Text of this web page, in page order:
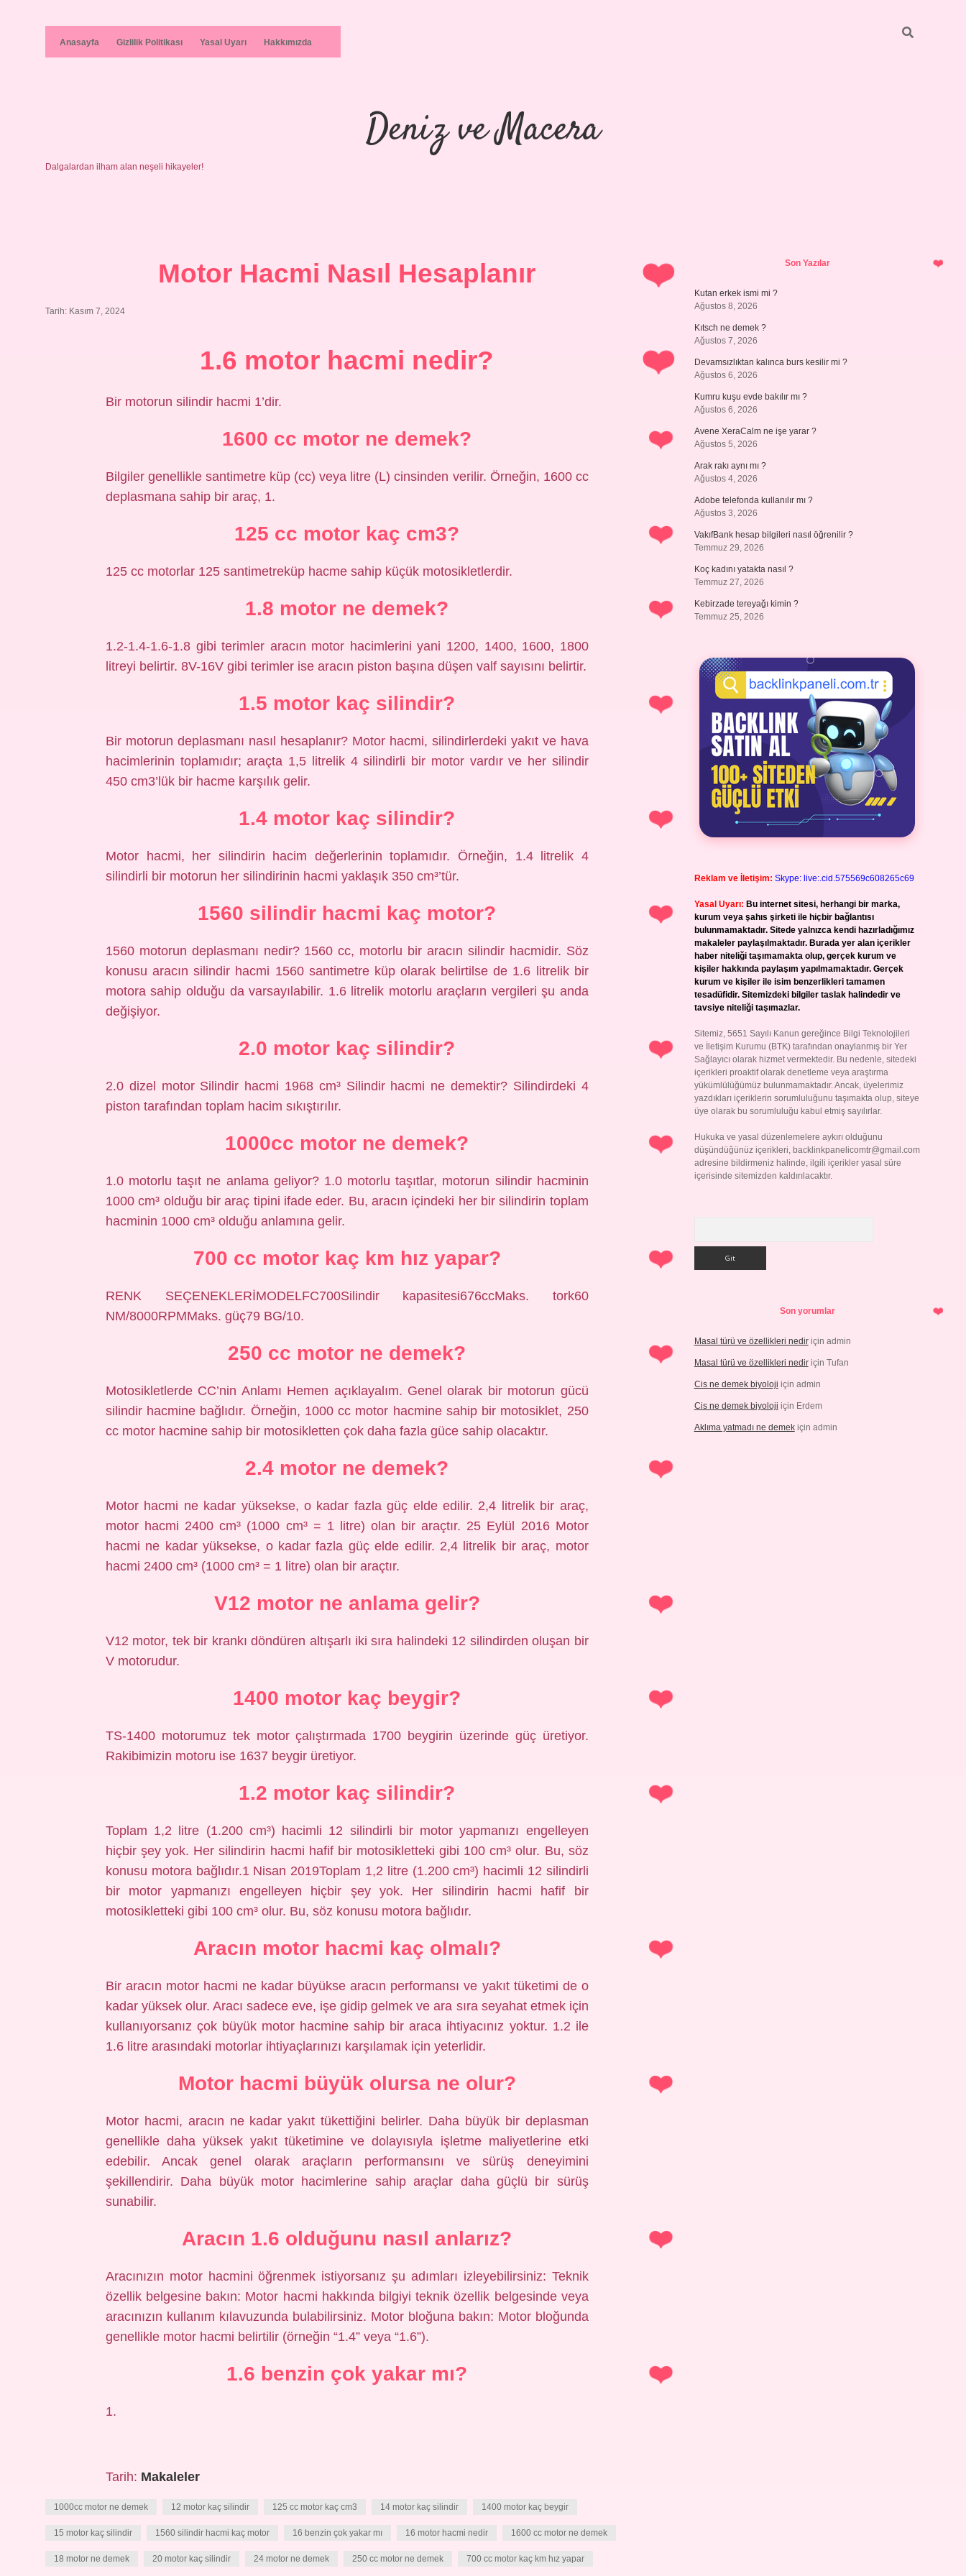
Anasayfa Gizlilik Politikası Yasal Uyarı Hakkımızda
Deniz ve Macera
Dalgalardan ilham alan neşeli hikayeler!
Motor Hacmi Nasıl Hesaplanır
Tarih: Kasım 7, 2024
1.6 motor hacmi nedir?
Bir motorun silindir hacmi 1’dir.
1600 cc motor ne demek?
Bilgiler genellikle santimetre küp (cc) veya litre (L) cinsinden verilir. Örneğin, 1600 cc
deplasmana sahip bir araç, 1.
125 cc motor kaç cm3?
125 cc motorlar 125 santimetreküp hacme sahip küçük motosikletlerdir.
1.8 motor ne demek?
1.2-1.4-1.6-1.8 gibi terimler aracın motor hacimlerini yani 1200, 1400, 1600, 1800
litreyi belirtir. 8V-16V gibi terimler ise aracın piston başına düşen valf sayısını belirtir.
1.5 motor kaç silindir?
Bir motorun deplasmanı nasıl hesaplanır? Motor hacmi, silindirlerdeki yakıt ve hava
hacimlerinin toplamıdır; araçta 1,5 litrelik 4 silindirli bir motor vardır ve her silindir
450 cm3’lük bir hacme karşılık gelir.
1.4 motor kaç silindir?
Motor hacmi, her silindirin hacim değerlerinin toplamıdır. Örneğin, 1.4 litrelik 4
silindirli bir motorun her silindirinin hacmi yaklaşık 350 cm³’tür.
1560 silindir hacmi kaç motor?
1560 motorun deplasmanı nedir? 1560 cc, motorlu bir aracın silindir hacmidir. Söz
konusu aracın silindir hacmi 1560 santimetre küp olarak belirtilse de 1.6 litrelik bir
motora sahip olduğu da varsayılabilir. 1.6 litrelik motorlu araçların vergileri şu anda
değişiyor.
2.0 motor kaç silindir?
2.0 dizel motor Silindir hacmi 1968 cm³ Silindir hacmi ne demektir? Silindirdeki 4
piston tarafından toplam hacim sıkıştırılır.
1000cc motor ne demek?
1.0 motorlu taşıt ne anlama geliyor? 1.0 motorlu taşıtlar, motorun silindir hacminin
1000 cm³ olduğu bir araç tipini ifade eder. Bu, aracın içindeki her bir silindirin toplam
hacminin 1000 cm³ olduğu anlamına gelir.
700 cc motor kaç km hız yapar?
RENK SEÇENEKLERİMODELFC700Silindir kapasitesi676ccMaks. tork60
NM/8000RPMMaks. güç79 BG/10.
250 cc motor ne demek?
Motosikletlerde CC’nin Anlamı Hemen açıklayalım. Genel olarak bir motorun gücü
silindir hacmine bağlıdır. Örneğin, 1000 cc motor hacmine sahip bir motosiklet, 250
cc motor hacmine sahip bir motosikletten çok daha fazla güce sahip olacaktır.
2.4 motor ne demek?
Motor hacmi ne kadar yüksekse, o kadar fazla güç elde edilir. 2,4 litrelik bir araç,
motor hacmi 2400 cm³ (1000 cm³ = 1 litre) olan bir araçtır. 25 Eylül 2016 Motor
hacmi ne kadar yüksekse, o kadar fazla güç elde edilir. 2,4 litrelik bir araç, motor
hacmi 2400 cm³ (1000 cm³ = 1 litre) olan bir araçtır.
V12 motor ne anlama gelir?
V12 motor, tek bir krankı döndüren altışarlı iki sıra halindeki 12 silindirden oluşan bir
V motorudur.
1400 motor kaç beygir?
TS-1400 motorumuz tek motor çalıştırmada 1700 beygirin üzerinde güç üretiyor.
Rakibimizin motoru ise 1637 beygir üretiyor.
1.2 motor kaç silindir?
Toplam 1,2 litre (1.200 cm³) hacimli 12 silindirli bir motor yapmanızı engelleyen
hiçbir şey yok. Her silindirin hacmi hafif bir motosikletteki gibi 100 cm³ olur. Bu, söz
konusu motora bağlıdır.1 Nisan 2019Toplam 1,2 litre (1.200 cm³) hacimli 12 silindirli
bir motor yapmanızı engelleyen hiçbir şey yok. Her silindirin hacmi hafif bir
motosikletteki gibi 100 cm³ olur. Bu, söz konusu motora bağlıdır.
Aracın motor hacmi kaç olmalı?
Bir aracın motor hacmi ne kadar büyükse aracın performansı ve yakıt tüketimi de o
kadar yüksek olur. Aracı sadece eve, işe gidip gelmek ve ara sıra seyahat etmek için
kullanıyorsanız çok büyük motor hacmine sahip bir araca ihtiyacınız yoktur. 1.2 ile
1.6 litre arasındaki motorlar ihtiyaçlarınızı karşılamak için yeterlidir.
Motor hacmi büyük olursa ne olur?
Motor hacmi, aracın ne kadar yakıt tükettiğini belirler. Daha büyük bir deplasman
genellikle daha yüksek yakıt tüketimine ve dolayısıyla işletme maliyetlerine etki
edebilir. Ancak genel olarak araçların performansını ve sürüş deneyimini
şekillendirir. Daha büyük motor hacimlerine sahip araçlar daha güçlü bir sürüş
sunabilir.
Aracın 1.6 olduğunu nasıl anlarız?
Aracınızın motor hacmini öğrenmek istiyorsanız şu adımları izleyebilirsiniz: Teknik
özellik belgesine bakın: Motor hacmi hakkında bilgiyi teknik özellik belgesinde veya
aracınızın kullanım kılavuzunda bulabilirsiniz. Motor bloğuna bakın: Motor bloğunda
genellikle motor hacmi belirtilir (örneğin “1.4” veya “1.6”).
1.6 benzin çok yakar mı?
1.
Tarih: Makaleler
1000cc motor ne demek 12 motor kaç silindir 125 cc motor kaç cm3 14 motor kaç silindir 1400 motor kaç beygir
15 motor kaç silindir 1560 silindir hacmi kaç motor 16 benzin çok yakar mı 16 motor hacmi nedir 1600 cc motor ne demek
18 motor ne demek 20 motor kaç silindir 24 motor ne demek 250 cc motor ne demek 700 cc motor kaç km hız yapar
SidebarSon Yazılar
Kutan erkek ismi mi ?
Ağustos 8, 2026
Kıtsch ne demek ?
Ağustos 7, 2026
Devamsızlıktan kalınca burs kesilir mi ?
Ağustos 6, 2026
Kumru kuşu evde bakılır mı ?
Ağustos 6, 2026
Avene XeraCalm ne işe yarar ?
Ağustos 5, 2026
Arak rakı aynı mı ?
Ağustos 4, 2026
Adobe telefonda kullanılır mı ?
Ağustos 3, 2026
VakıfBank hesap bilgileri nasıl öğrenilir ?
Temmuz 29, 2026
Koç kadını yatakta nasıl ?
Temmuz 27, 2026
Kebirzade tereyağı kimin ?
Temmuz 25, 2026
Reklam ve İletişim: Skype: live:.cid.575569c608265c69
Yasal Uyarı: Bu internet sitesi, herhangi bir marka,
kurum veya şahıs şirketi ile hiçbir bağlantısı
bulunmamaktadır. Sitede yalnızca kendi hazırladığımız
makaleler paylaşılmaktadır. Burada yer alan içerikler
haber niteliği taşımamakta olup, gerçek kurum ve
kişiler hakkında paylaşım yapılmamaktadır. Gerçek
kurum ve kişiler ile isim benzerlikleri tamamen
tesadüfidir. Sitemizdeki bilgiler taslak halindedir ve
tavsiye niteliği taşımazlar.
Sitemiz, 5651 Sayılı Kanun gereğince Bilgi Teknolojileri
ve İletişim Kurumu (BTK) tarafından onaylanmış bir Yer
Sağlayıcı olarak hizmet vermektedir. Bu nedenle, sitedeki
içerikleri proaktif olarak denetleme veya araştırma
yükümlülüğümüz bulunmamaktadır. Ancak, üyelerimiz
yazdıkları içeriklerin sorumluluğunu taşımakta olup, siteye
üye olarak bu sorumluluğu kabul etmiş sayılırlar.
Hukuka ve yasal düzenlemelere aykırı olduğunu
düşündüğünüz içerikleri, backlinkpanelicomtr@gmail.com
adresine bildirmeniz halinde, ilgili içerikler yasal süre
içerisinde sitemizden kaldırılacaktır.
Son yorumlar
Masal türü ve özellikleri nediriçin admin
Masal türü ve özellikleri nediriçin Tufan
Cis ne demek biyoloji için admin
Cis ne demek biyoloji için Erdem
Aklıma yatmadı ne demekiçin admin